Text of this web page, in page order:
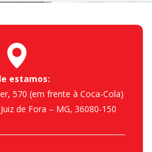
estamos:
570 (em frente à Coca-Cola)
de Fora – MG, 36080-150